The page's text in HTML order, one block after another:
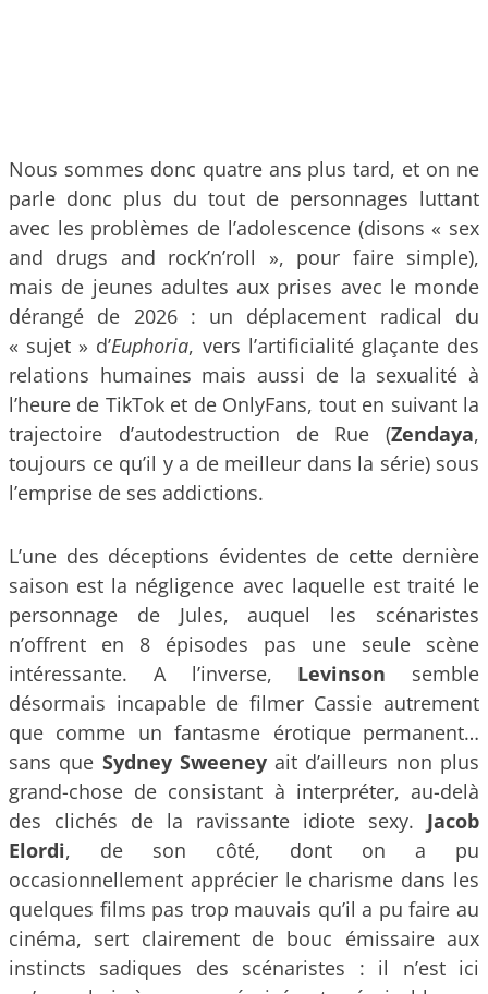
Nous sommes donc quatre ans plus tard, et on ne
parle donc plus du tout de personnages luttant
avec les problèmes de l’adolescence (disons « sex
and drugs and rock’n’roll », pour faire simple),
mais de jeunes adultes aux prises avec le monde
dérangé de 2026 : un déplacement radical du
« sujet » d’Euphoria, vers l’artificialité glaçante des
relations humaines mais aussi de la sexualité à
l’heure de TikTok et de OnlyFans, tout en suivant la
trajectoire d’autodestruction de Rue (Zendaya,
toujours ce qu’il y a de meilleur dans la série) sous
l’emprise de ses addictions.
L’une des déceptions évidentes de cette dernière
saison est la négligence avec laquelle est traité le
personnage de Jules, auquel les scénaristes
n’offrent en 8 épisodes pas une seule scène
intéressante. A l’inverse, Levinson semble
désormais incapable de filmer Cassie autrement
que comme un fantasme érotique permanent…
sans que Sydney Sweeneyait d’ailleurs non plus
grand-chose de consistant à interpréter, au-delà
des clichés de la ravissante idiote sexy. Jacob
Elordi, de son côté, dont on a pu
occasionnellement apprécier le charisme dans les
quelques films pas trop mauvais qu’il a pu faire au
cinéma, sert clairement de bouc émissaire aux
instincts sadiques des scénaristes : il n’est ici